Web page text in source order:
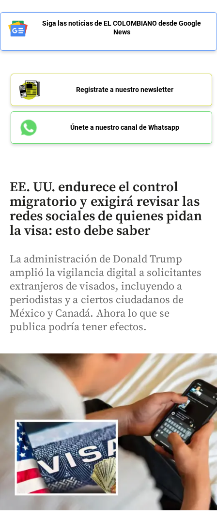
Siga las noticias de EL COLOMBIANO desde Google
News
Regístrate a nuestro newsletter
Únete a nuestro canal de Whatsapp
EE. UU. endurece el control
migratorio y exigirá revisar las
redes sociales de quienes pidan
la visa: esto debe saber
La administración de Donald Trump
amplió la vigilancia digital a solicitantes
extranjeros de visados, incluyendo a
periodistas y a ciertos ciudadanos de
México y Canadá. Ahora lo que se
publica podría tener efectos.